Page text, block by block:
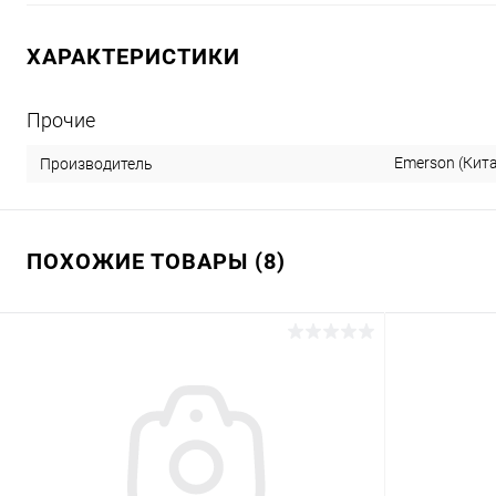
ХАРАКТЕРИСТИКИ
Прочие
Производитель Emerson
ПОХОЖИЕ ТОВАРЫ (8)